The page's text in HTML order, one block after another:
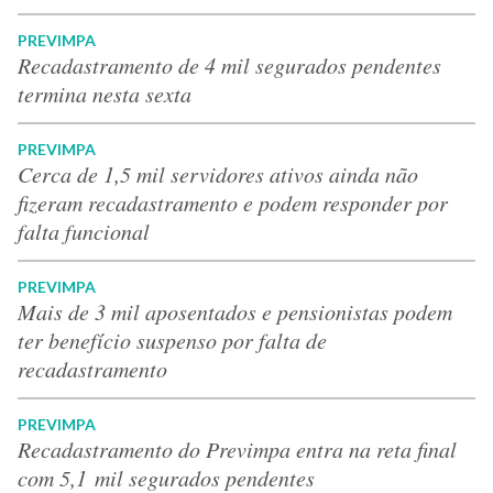
PREVIMPA
Recadastramento de 4 mil segurados pendentes
termina nesta sexta
PREVIMPA
Cerca de 1,5 mil servidores ativos ainda não
fizeram recadastramento e podem responder por
falta funcional
PREVIMPA
Mais de 3 mil aposentados e pensionistas podem
ter benefício suspenso por falta de
recadastramento
PREVIMPA
Recadastramento do Previmpa entra na reta final
com 5,1 mil segurados pendentes